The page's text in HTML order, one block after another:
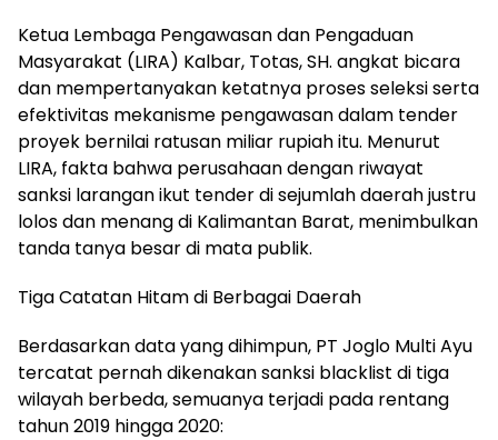
Ketua Lembaga Pengawasan dan Pengaduan
Masyarakat (LIRA) Kalbar, Totas, SH. angkat bicara
dan mempertanyakan ketatnya proses seleksi serta
efektivitas mekanisme pengawasan dalam tender
proyek bernilai ratusan miliar rupiah itu. Menurut
LIRA, fakta bahwa perusahaan dengan riwayat
sanksi larangan ikut tender di sejumlah daerah justru
lolos dan menang di Kalimantan Barat, menimbulkan
tanda tanya besar di mata publik.
Tiga Catatan Hitam di Berbagai Daerah
Berdasarkan data yang dihimpun, PT Joglo Multi Ayu
tercatat pernah dikenakan sanksi blacklist di tiga
wilayah berbeda, semuanya terjadi pada rentang
tahun 2019 hingga 2020: